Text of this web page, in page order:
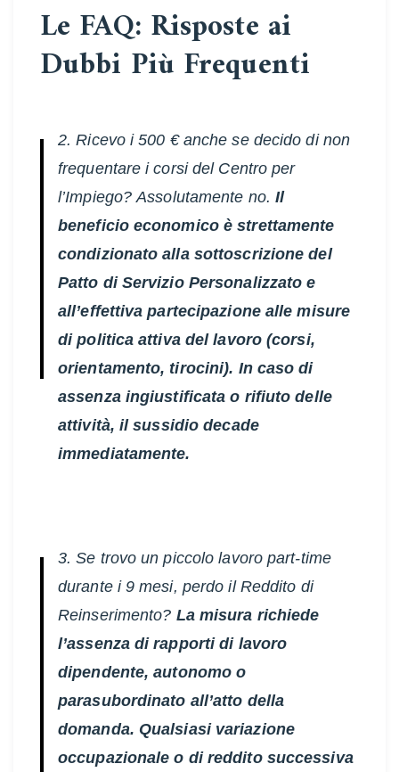
Le FAQ: Risposte ai
Dubbi Più Frequenti
2. Ricevo i 500 € anche se decido di non
frequentare i corsi del Centro per
l’Impiego? Assolutamente no. Il
beneficio economico è strettamente
condizionato alla sottoscrizione del
Patto di Servizio Personalizzato e
all’effettiva partecipazione alle misure
di politica attiva del lavoro (corsi,
orientamento, tirocini). In caso di
assenza ingiustificata o rifiuto delle
attività, il sussidio decade
immediatamente.
3. Se trovo un piccolo lavoro part-time
durante i 9 mesi, perdo il Reddito di
Reinserimento? La misura richiede
l’assenza di rapporti di lavoro
dipendente, autonomo o
parasubordinato all’atto della
domanda. Qualsiasi variazione
occupazionale o di reddito successiva